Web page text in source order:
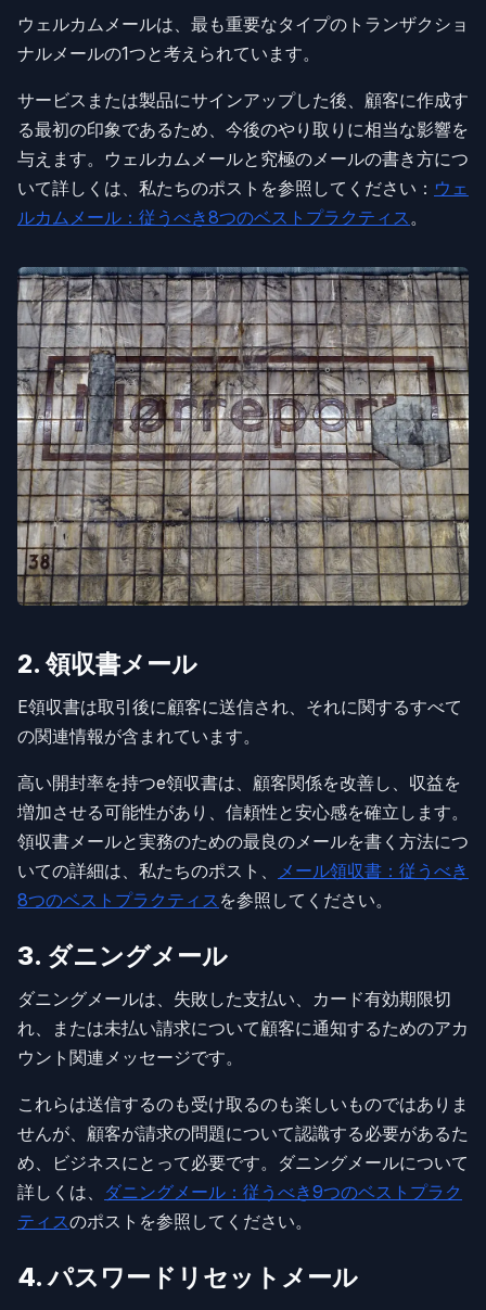
ウェルカムメールは、最も重要なタイプのトランザクショ
ナルメールの1つと考えられています。
サービスまたは製品にサインアップした後、顧客に作成す
る最初の印象であるため、今後のやり取りに相当な影響を
与えます。ウェルカムメールと究極のメールの書き方につ
いて詳しくは、私たちのポストを参照してください： ウェ
ルカムメール：従うべき8つのベストプラクティス 。
2. 領収書メール
E領収書は取引後に顧客に送信され、それに関するすべて
の関連情報が含まれています。
高い開封率を持つe領収書は、顧客関係を改善し、収益を
増加させる可能性があり、信頼性と安心感を確立します。
領収書メールと実務のための最良のメールを書く方法につ
いての詳細は、私たちのポスト、
メール領収書：従うべき
8つのベストプラクティス を参照してください。
3. ダニングメール
ダニングメールは、失敗した支払い、カード有効期限切
れ、または未払い請求について顧客に通知するためのアカ
ウント関連メッセージです。
これらは送信するのも受け取るのも楽しいものではありま
せんが、顧客が請求の問題について認識する必要があるた
め、ビジネスにとって必要です。ダニングメールについて
詳しくは、 ダニングメール：従うべき9つのベストプラク
ティスのポストを参照してください。
4. パスワードリセットメール